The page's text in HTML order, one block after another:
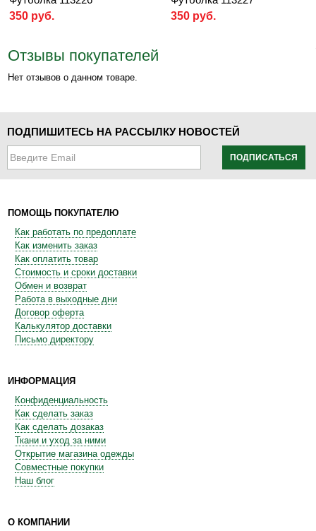
350 руб.
350 руб.
Отзывы покупателей
Нет отзывов о данном товаре.
ПОДПИШИТЕСЬ НА РАССЫЛКУ НОВОСТЕЙ
ПОДПИСАТЬСЯ
ПОМОЩЬ ПОКУПАТЕЛЮ
Как работать по предоплате
Как изменить заказ
Как оплатить товар
Стоимость и сроки доставки
Обмен и возврат
Работа в выходные дни
Договор оферта
Калькулятор доставки
Письмо директору
ИНФОРМАЦИЯ
Конфиденциальность
Как сделать заказ
Как сделать дозаказ
Ткани и уход за ними
Открытие магазина одежды
Совместные покупки
Наш блог
О КОМПАНИИ